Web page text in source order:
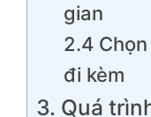
gian
2.4
đi kèm
3. Quá